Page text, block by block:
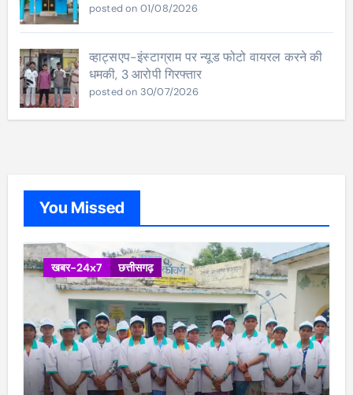
posted on 01/08/2026
व्हाट्सएप-इंस्टाग्राम पर न्यूड फोटो वायरल करने की
धमकी, 3 आरोपी गिरफ्तार
posted on 30/07/2026
You Missed
खबर-24x7 छत्तीसगढ़